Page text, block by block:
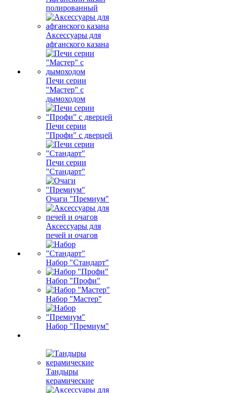
полированный
Аксессуары для
афганского казана
Печи серии
"Мастер" с
дымоходом
Печи серии
"Профи" с дверцей
Печи серии
"Стандарт"
Очаги "Премиум"
Аксессуары для
печей и очагов
Набор "Стандарт"
Набор "Профи"
Набор "Мастер"
Набор "Премиум"
Тандыры
керамические